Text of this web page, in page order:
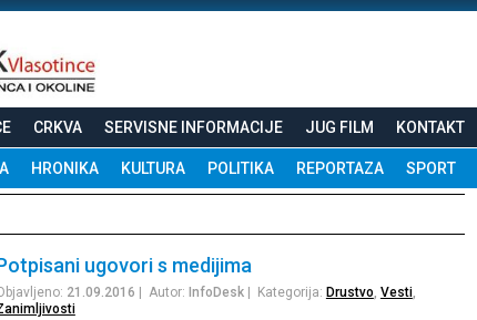
CRKVA SERVISNE INFORMACIJE JUG FILM KONTAKT
HRONIKA KULTURA POLITIKA REPORTAZA SPORT
ugovori s medijima
21.09.2016 | Autor: InfoDesk| Kategorija: Drustvo Vesti,